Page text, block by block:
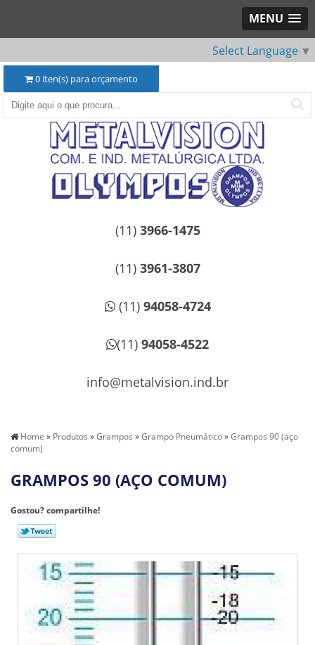
MENU
Select Language ▼
0 iten(s) para orçamento
(11) 3966-1475
(11) 3961-3807
(11) 94058-4724
(11) 94058-4522
info@metalvision.ind.br
Home » Produtos »Grampos »Grampo Pneumático»Grampos 90 (aço
comum)
GRAMPOS 90 (AÇO COMUM)
Gostou? compartilhe!